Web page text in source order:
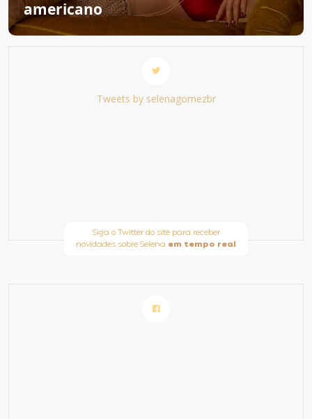
americano
Tweets by selenagomezbr
Siga o Twitter do site para receber
novidades sobre Selena em tempo real